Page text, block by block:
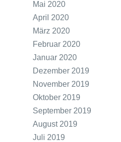
Mai 2020
April 2020
März 2020
Februar 2020
Januar 2020
Dezember 2019
November 2019
Oktober 2019
September 2019
August 2019
Juli 2019